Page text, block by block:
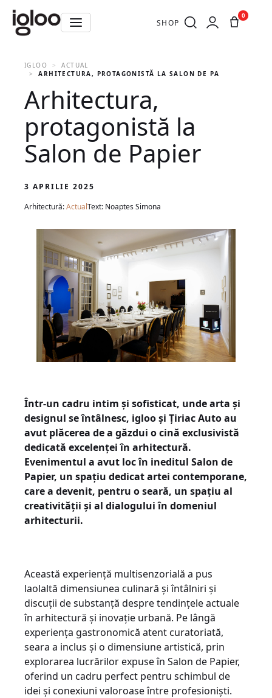
SHOP
0
IGLOO
ACTUAL
ARHITECTURA, PROTAGONISTĂ LA SALON DE PAPIER
Arhitectura,
protagonistă la
Salon de Papier
3 APRILIE 2025
Arhitectură:ActualText: Noaptes Simona
Într-un cadru intim și sofisticat, unde arta și
designul se întâlnesc, igloo și Țiriac Auto au
avut plăcerea de a găzdui o cină exclusivistă
dedicată excelenței în arhitectură.
Evenimentul a avut loc în ineditul Salon de
Papier, un spațiu dedicat artei contemporane,
care a devenit, pentru o seară, un spațiu al
creativității și al dialogului în domeniul
arhitecturii.
Această experiență multisenzorială a pus
laolaltă dimensiunea culinară și întâlniri și
discuții de substanță despre tendințele actuale
în arhitectură și inovație urbană. Pe lângă
experiența gastronomică atent curatoriată,
seara a inclus și o dimensiune artistică, prin
explorarea lucrărilor expuse în Salon de Papier,
oferind un cadru perfect pentru schimbul de
idei și conexiuni valoroase între profesioniști.